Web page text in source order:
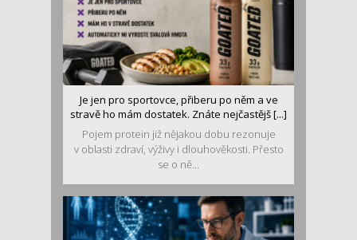
Je jen pro sportovce, přiberu po něm a ve
stravě ho mám dostatek. Znáte nejčastějš [...]
Pojem protein již nějakou dobu rezonuje
v oblasti zdraví, výživy i dlouhověkosti. Přesto
se o ně...